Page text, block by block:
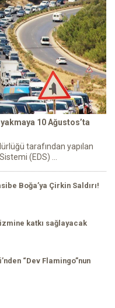
10 Ağustos’ta
tarafından yapılan
(EDS) ...
Boğa’ya Çirkin Saldırı!
katkı sağlayacak
“Dev Flamingo”nun